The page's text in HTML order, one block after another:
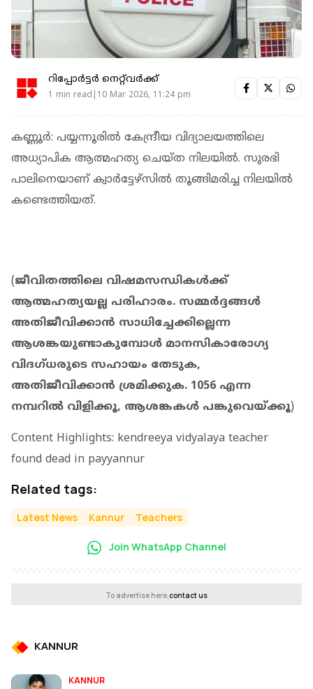
റിപ്പോർട്ടർ നെറ്റ്‌വര്‍ക്ക്‌
1 min read|10 Mar 2026, 11:24 pm
കണ്ണൂര്‍: പയ്യന്നൂരില്‍ കേന്ദ്രീയ വിദ്യാലയത്തിലെ
അധ്യാപിക ആത്മഹത്യ ചെയ്ത നിലയില്‍. സുരഭി
പാലിനെയാണ് ക്വാര്‍ട്ടേഴ്‌സില്‍ തൂങ്ങിമരിച്ച നിലയില്‍
കണ്ടെത്തിയത്.
(ജീവിതത്തിലെ വിഷമസന്ധികള്‍ക്ക്
ആത്മഹത്യയല്ല പരിഹാരം. സമ്മര്‍ദ്ദങ്ങള്‍
അതിജീവിക്കാന്‍ സാധിച്ചേക്കില്ലെന്ന
ആശങ്കയുണ്ടാകുമ്പോള്‍ മാനസികാരോഗ്യ
വിദഗ്ധരുടെ സഹായം തേടുക,
അതിജീവിക്കാന്‍ ശ്രമിക്കുക. 1056 എന്ന
നമ്പറില്‍ വിളിക്കൂ, ആശങ്കകള്‍ പങ്കുവെയ്ക്കൂ)
Content Highlights: kendreeya vidyalaya teacher
found dead in payyannur
Related tags:
Latest News Kannur Teachers
Join WhatsApp Channel
To advertise here,contact us
KANNUR
KANNUR